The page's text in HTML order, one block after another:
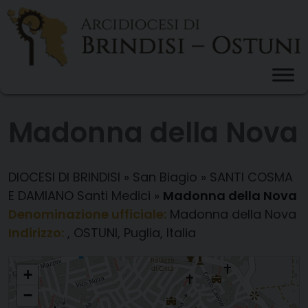
Skip
content
DIOCESI DI BRINDISI » San Biagio » SANTI COSMA
E DAMIANO Santi Medici » Madonna della Nova
Denominazione ufficiale: Madonna della Nova
Indirizzo: , OSTUNI, Puglia, Italia
Madonna della Nova
+
−